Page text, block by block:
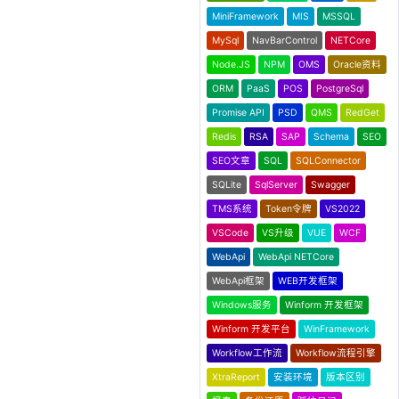
MiniFramework MIS MSSQL
MySql NavBarControl NETCore
Node.JS NPM OMS Oracle资料
ORM PaaS POS PostgreSql
Promise API PSD QMS RedGet
Redis RSA SAP Schema SEO
SEO文章 SQL SQLConnector
SQLite SqlServer Swagger
TMS系统 Token令牌 VS2022
VSCode VS升级 VUE WCF
WebApi WebApi NETCore
WebApi框架 WEB开发框架
Windows服务 Winform 开发框架
Winform 开发平台 WinFramework
Workflow工作流 Workflow流程引擎
XtraReport 安装环境 版本区别